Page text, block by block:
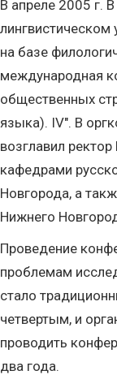
В апреле 2005 г.
на базе
международная
общественных
языка). IV". В
возглавил
кафедрами
Новгорода, а
Нижнего
Проведение
проблемам
стало
четвертым, и
проводить
два года.